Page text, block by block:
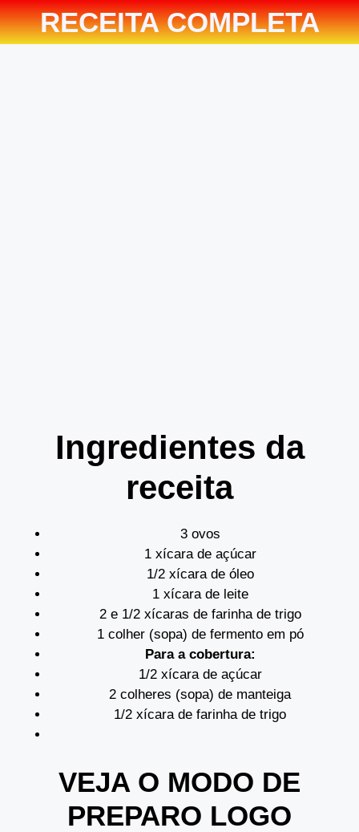
RECEITA COMPLETA
Ingredientes da
receita
3 ovos
1 xícara de açúcar
1/2 xícara de óleo
1 xícara de leite
2 e 1/2 xícaras de farinha de trigo
1 colher (sopa) de fermento em pó
Para a cobertura:
1/2 xícara de açúcar
2 colheres (sopa) de manteiga
1/2 xícara de farinha de trigo
VEJA O MODO DE
PREPARO LOGO